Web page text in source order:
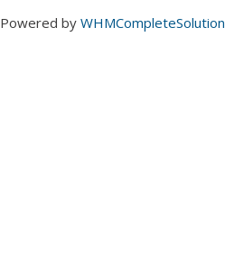
Powered by WHMCompleteSolution